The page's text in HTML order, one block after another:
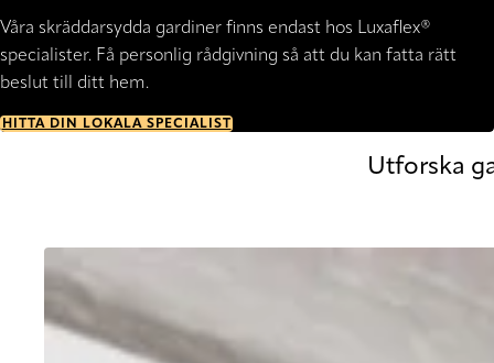
Våra skräddarsydda gardiner finns endast hos Luxaflex®
specialister. Få personlig rådgivning så att du kan fatta rätt
beslut till ditt hem.
HITTA DIN LOKALA SPECIALIST
Utforska